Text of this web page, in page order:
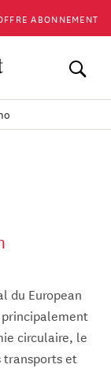
ABONNEMENT
du European
circulaire, le
transports et